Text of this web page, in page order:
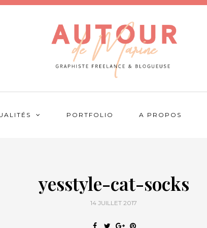
PORTFOLIO A PROPOS
yesstyle-cat-socks
14 JUILLET 2017